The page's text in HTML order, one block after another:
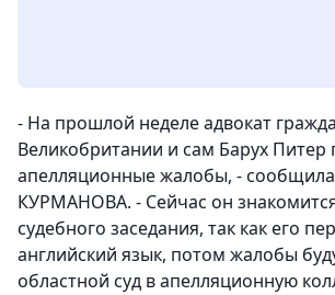
- На прошлой неделе адвокат
Великобритании и сам Барух Питер
апелляционные жалобы, - сообщила
КУРМАНОВА. - Сейчас он
судебного заседания, так как его
английский язык, потом жалобы
областной суд в апелляционную